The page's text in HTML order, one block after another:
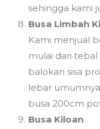
sehingga kami
Busa Limbah
Kami menjual
mulai dari
balokan sisa
lebar
busa 200cm
Busa Kiloan